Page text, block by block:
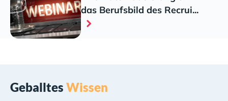
das Berufsbild des Recrui...
Geballtes Wissen